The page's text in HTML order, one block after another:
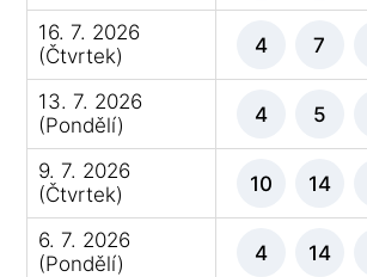
16. 7. 2026
(Čtvrtek)
4 7
13. 7. 2026
(Pondělí)
4 5
9. 7. 2026
(Čtvrtek)
10 14
6. 7. 2026
(Pondělí)
4 14